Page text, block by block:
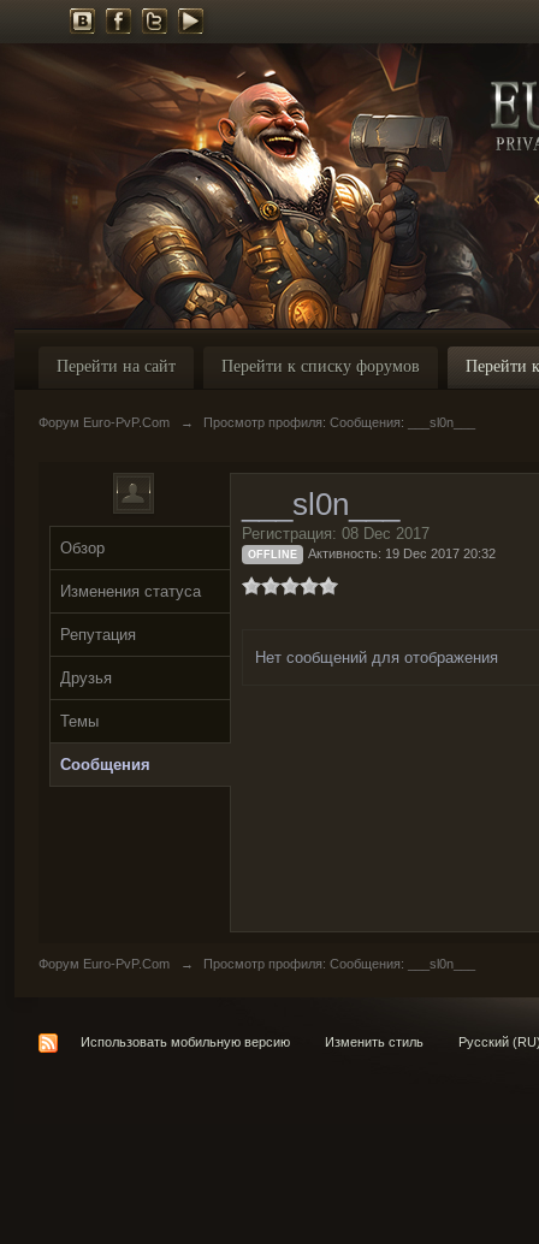
Перейти на сайт Перейти к списку форумов Перейти
Форум Euro-PvP.Com → Просмотр профиля: Сообщения: ___sl0n___
Обзор
Изменения статуса
Репутация
Друзья
Темы
Сообщения
___sl0n___
Регистрация: 08 Dec 2017
OFFLINE Активность: 19 Dec 2017 20:32
Нет сообщений для отображения
Форум Euro-PvP.Com → Просмотр профиля: Сообщения: ___sl0n___
Использовать мобильную версию Изменить стиль Русский